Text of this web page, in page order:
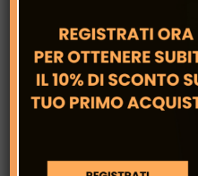
Federiga (IGA –
territoriale con
del Frusinate.
Sidro (6,0%):
mele, fresco e
L’omaggio per te